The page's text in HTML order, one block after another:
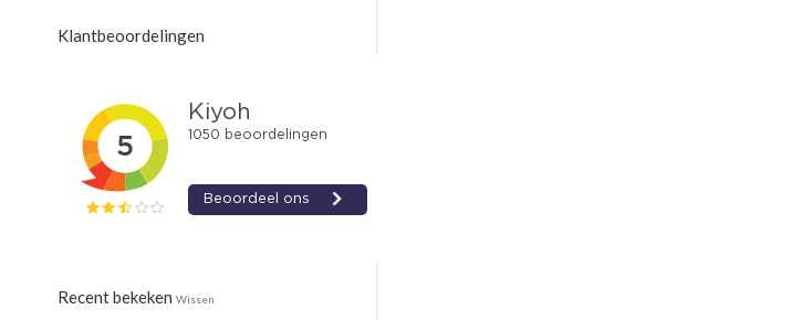
Klantbeoordelingen
Recent bekeken Wissen